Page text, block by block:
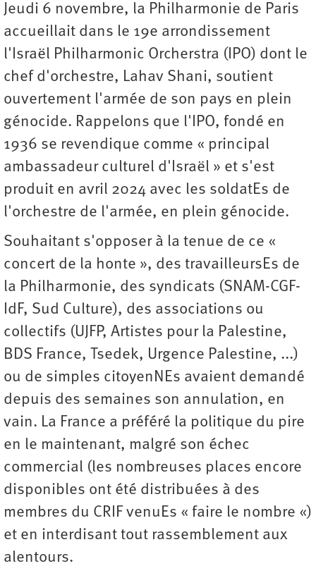
Jeudi 6 novembre, la Philharmonie de Paris
accueillait dans le 19e arrondissement
l'Israël Philharmonic Orcherstra (IPO) dont le
chef d'orchestre, Lahav Shani, soutient
ouvertement l'armée de son pays en plein
génocide. Rappelons que l'IPO, fondé en
1936 se revendique comme « principal
ambassadeur culturel d'Israël » et s'est
produit en avril 2024 avec les soldatEs de
l'orchestre de l'armée, en plein génocide.
Souhaitant s'opposer à la tenue de ce «
concert de la honte », des travailleursEs de
la Philharmonie, des syndicats (SNAM-CGF-
IdF, Sud Culture), des associations ou
collectifs (UJFP, Artistes pour la Palestine,
BDS France, Tsedek, Urgence Palestine, ...)
ou de simples citoyenNEs avaient demandé
depuis des semaines son annulation, en
vain. La France a préféré la politique du pire
en le maintenant, malgré son échec
commercial (les nombreuses places encore
disponibles ont été distribuées à des
membres du CRIF venuEs « faire le nombre «)
et en interdisant tout rassemblement aux
alentours.